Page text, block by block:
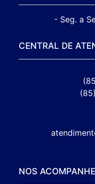
- Seg. a
CENTRAL DE
NOS ACOMPANHE